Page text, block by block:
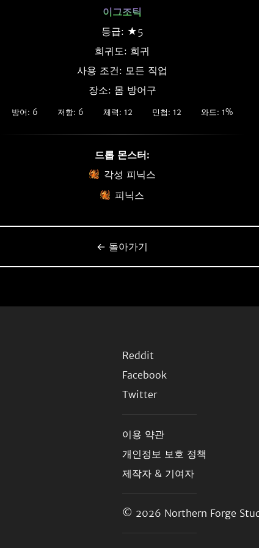
이그조틱
등급: ★5
희귀도: 희귀
사용 조건: 모든 직업
장소: 몸 방어구
방어: 6 저항: 6 체력: 12 민첩: 12 와드: 1%
드롭 몬스터:
각성 피닉스
피닉스
← 돌아가기
Reddit
Facebook
Twitter
이용 약관
개인정보 보호 정책
제작자 & 기여자
© 2026 Northern Forge